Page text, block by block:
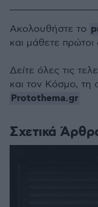
Σχετικά
Ακολουθήστε το
και μάθετε πρώτοι
Δείτε όλες τις
και τον Κόσμο, τη
Protothema.gr